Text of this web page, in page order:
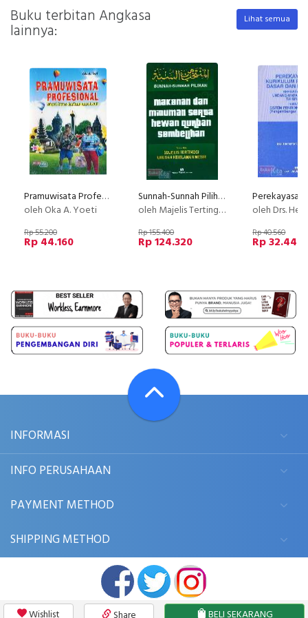
Buku terbitan Angkasa
lainnya:
Lihat semua
Pramuwisata Profesional (Fungsi, Tugas dan Tanggung Jawab)
oleh Oka A. Yoeti
Rp 55.200
Rp 44.160
Sunnah-Sunnah Pilihan Makanan dan Minuman Serta Hewan Qurban Sembelihan
oleh Majelis Tertinggi Urusan Keislaman Mesir
Rp 155.400
Rp 124.320
oleh Drs. Hermana
Rp 40.560
Rp 32.448
INFORMASI
INFO PERUSAHAAN
PAYMENT METHOD
SHIPPING METHOD